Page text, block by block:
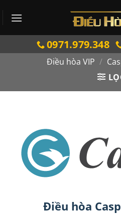
qua
0971.979.348
Điều hòa VIP /
Điều hòa